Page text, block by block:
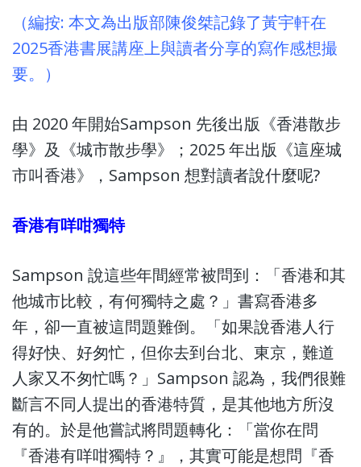
（編按: 本文為出版部陳俊桀記錄了黃宇軒在
2025香港書展講座上與讀者分享的寫作感想撮
要。）
由 2020 年開始Sampson 先後出版《香港散步
學》及《城市散步學》；2025 年出版《這座城
市叫香港》，Sampson 想對讀者說什麼呢?
香港有咩咁獨特
Sampson 說這些年間經常被問到：「香港和其
他城市比較，有何獨特之處？」書寫香港多
年，卻一直被這問題難倒。「如果說香港人行
得好快、好匆忙，但你去到台北、東京，難道
人家又不匆忙嗎？」Sampson 認為，我們很難
斷言不同人提出的香港特質，是其他地方所沒
有的。於是他嘗試將問題轉化：「當你在問
『香港有咩咁獨特？』，其實可能是想問『香